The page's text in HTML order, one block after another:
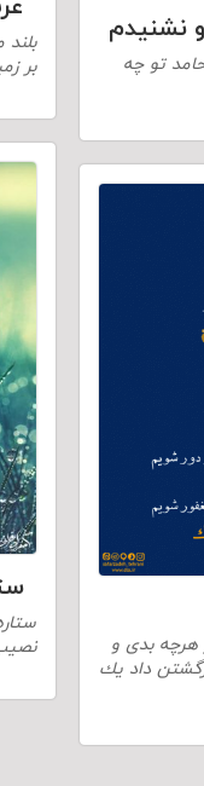
بر
نشنیدم
تو چه
هرچه بدی و
داد يك